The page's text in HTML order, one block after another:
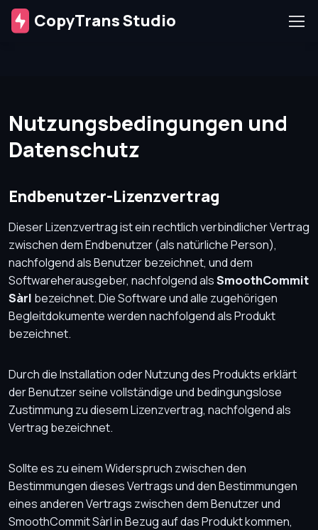
CopyTrans Studio
Nutzungsbedingungen und
Datenschutz
Endbenutzer-Lizenzvertrag
Dieser Lizenzvertrag ist ein rechtlich verbindlicher Vertrag
zwischen dem Endbenutzer (als natürliche Person),
nachfolgend als Benutzer bezeichnet, und dem
Softwareherausgeber, nachfolgend alsSmoothCommit
Sàrl bezeichnet. Die Software und alle zugehörigen
Begleitdokumente werden nachfolgend als Produkt
bezeichnet.
Durch die Installation oder Nutzung des Produkts erklärt
der Benutzer seine vollständige und bedingungslose
Zustimmung zu diesem Lizenzvertrag, nachfolgend als
Vertrag bezeichnet.
Sollte es zu einem Widerspruch zwischen den
Bestimmungen dieses Vertrags und den Bestimmungen
eines anderen Vertrags zwischen dem Benutzer und
SmoothCommit Sàrl in Bezug auf das Produkt kommen,